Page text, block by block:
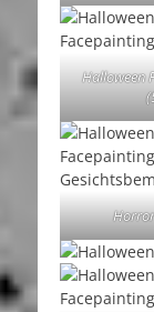
Halloween